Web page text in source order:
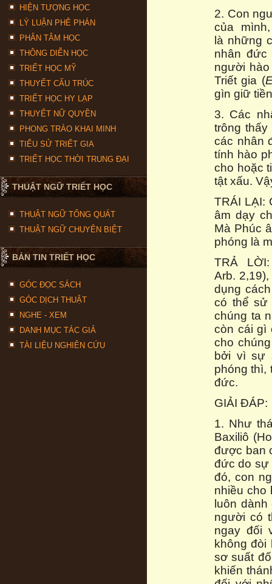
HIỆN TƯỢNG HỌC
LÝ LUẬN PHÊ PHÁN
PHÂN TÂM HỌC
THÔNG DIỄN HỌC
TRIẾT HỌC MỸ
THUYẾT CẤU TRÚC
TRIẾT HỌC HY LẠP
THUYẾT NỮ QUYỀN
PHONG TRÀO KHAI MINH
TIỂU SỬ TRIẾT GIA
TRIẾT HỌC THỜI TRUNG ĐẠI
THUẬT NGỮ TRIẾT HỌC
THUẬT NGỮ TỔNG QUÁT
THUẬT NGỮ CHUYÊN BIỆT
BẢN TIN TRIẾT HỌC
GÓC ĐỌC SÁCH
GÓC DỊCH THUẬT
NGHE - XEM
DANH MỤC TÁC GIẢ
TÀI LIỆU NGHIÊN CỨU
2. Con
của
là những
nhân đức
người
Triết gia (
gìn giữ
3. Các
trông
các nhân
tính hào
cho hoặc
tật xấu.
TRÁI LẠI:
âm dạy
Mà Phúc
phóng là
TRẢ
Arb.
dụng
có thể sử
chúng ta
còn cái gì
cho
bởi vì sự
phóng thì,
đức.
GIẢI ĐÁP:
1. Như
Baxiliô
được ban
đức do sự
đó, con
nhiều cho
luôn
người có
ngay đối
không
sơ suất
khiến